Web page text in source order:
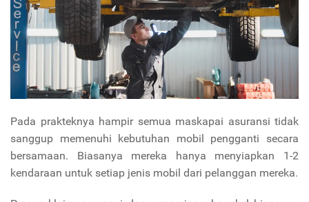
Pada prakteknya hampir semua maskapai asuransi tidak
sanggup memenuhi kebutuhan mobil pengganti secara
bersamaan. Biasanya mereka hanya menyiapkan 1-2
kendaraan untuk setiap jenis mobil dari pelanggan mereka.